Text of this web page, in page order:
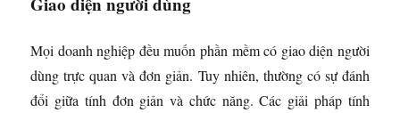
Mọi doanh nghiệp đều muốn phần mềm có giao diện người
dùng trực quan và đơn giản. Tuy nhiên, thường có sự đánh
đổi giữa tính đơn giản và chức năng. Các giải pháp tính